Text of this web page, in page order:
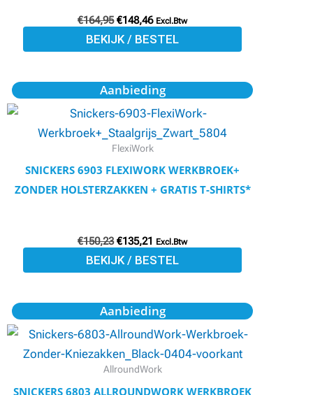
€164,95 €148,46 Excl.Btw
BEKIJK / BESTEL
gekozen
worden
de
productpagina
Aanbieding
FlexiWork
SNICKERS 6903 FLEXIWORK WERKBROEK+
ZONDER HOLSTERZAKKEN + GRATIS T-SHIRTS*
€150,23
Oorspronkelijke
prijs
was:
€150,23.
€135,21
Huidige
prijs
is:
€135,21.
Excl.Btw
BEKIJK / BESTEL
Dit
product
heeft
meerdere
variaties.
Deze
gekozen
worden
de
productpagina
Aanbieding
AllroundWork
SNICKERS 6803 ALLROUNDWORK WERKBROEK
Oorspronkelijke
prijs
was:
Huidige
prijs
is:
Dit
product
heeft
meerdere
variaties.